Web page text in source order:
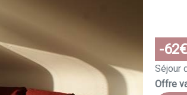
-62€
Séjour
Offre